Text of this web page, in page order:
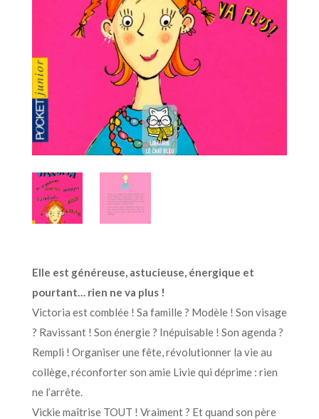
Elle est généreuse, astucieuse, énergique et
pourtant… rien ne va plus !
Victoria est comblée ! Sa famille ? Modèle ! Son visage
? Ravissant ! Son énergie ? Inépuisable ! Son agenda ?
Rempli ! Organiser une fête, révolutionner la vie au
collège, réconforter son amie Livie qui déprime : rien
ne l’arrête.
Vickie maîtrise TOUT ! Vraiment ? Et quand son père